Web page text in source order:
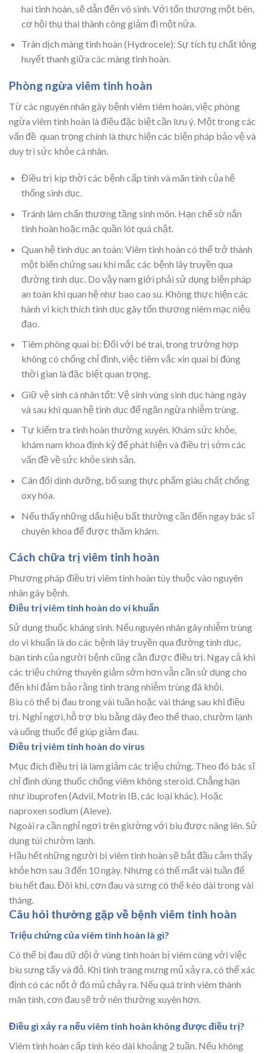
hai tinh hoàn, sẽ dẫn đến vô sinh. Với tổn thương một bên,
cơ hội thụ thai thành công giảm đi một nửa.
Tràn dịch màng tinh hoàn (Hydrocele): Sự tích tụ chất lỏng
huyết thanh giữa các màng tinh hoàn.
Phòng ngừa viêm tinh hoàn
Từ các nguyên nhân gây bệnh viêm tiêm hoàn, việc phòng
ngừa viêm tinh hoàn là điều đặc biệt cần lưu ý. Một trong các
vấn đề quan trọng chính là thực hiện các biện pháp bảo vệ và
duy trì sức khỏe cá nhân.
Điều trị kịp thời các bệnh cấp tính và mãn tính của hệ
thống sinh dục.
Tránh làm chấn thương tầng sinh môn. Hạn chế sờ nắn
tinh hoàn hoặc mặc quần lót quá chật.
Quan hệ tình dục an toàn: Viêm tinh hoàn có thể trở thành
một biến chứng sau khi mắc các bệnh lây truyền qua
đường tình dục. Do vậy nam giới phải sử dụng biện pháp
an toàn khi quan hệ như bao cao su. Không thực hiện các
hành vi kích thích tình dục gây tổn thương niêm mạc niệu
đạo.
Tiêm phòng quai bị: Đối với bé trai, trong trường hợp
không có chống chỉ định, việc tiêm vắc xin quai bị đúng
thời gian là đặc biệt quan trọng.
Giữ vệ sinh cá nhân tốt: Vệ sinh vùng sinh dục hàng ngày
và sau khi quan hệ tình dục để ngăn ngừa nhiễm trùng.
Tự kiểm tra tinh hoàn thường xuyên. Khám sức khỏe,
khám nam khoa định kỳ để phát hiện và điều trị sớm các
vấn đề về sức khỏe sinh sản.
Cân đối dinh dưỡng, bổ sung thực phẩm giàu chất chống
oxy hóa.
Nếu thấy những dấu hiệu bất thường cần đến ngay bác sĩ
chuyên khoa để được thăm khám.
Cách chữa trị viêm tinh hoàn
Phương pháp điều trị viêm tinh hoàn tùy thuộc vào nguyên
nhân gây bệnh.
Điều trị viêm tinh hoàn do vi khuẩn
Sử dụng thuốc kháng sinh. Nếu nguyên nhân gây nhiễm trùng
do vi khuẩn là do các bệnh lây truyền qua đường tình dục,
bạn tình của người bệnh cũng cần được điều trị. Ngay cả khi
các triệu chứng thuyên giảm sớm hơn vẫn cần sử dụng cho
đến khi đảm bảo rằng tình trạng nhiễm trùng đã khỏi.
Bìu có thể bị đau trong vài tuần hoặc vài tháng sau khi điều
trị. Nghỉ ngơi, hỗ trợ bìu bằng dây đeo thể thao, chườm lạnh
và uống thuốc để giúp giảm đau.
Điều trị viêm tinh hoàn do virus
Mục đích điều trị là làm giảm các triệu chứng. Theo đó bác sĩ
chỉ định dùng thuốc chống viêm không steroid. Chẳng hạn
như ibuprofen (Advil, Motrin IB, các loại khác). Hoặc
naproxen sodium (Aleve).
Ngoài ra cần nghỉ ngơi trên giường với bìu được nâng lên. Sử
dụng túi chườm lạnh.
Hầu hết những người bị viêm tinh hoàn sẽ bắt đầu cảm thấy
khỏe hơn sau 3 đến 10 ngày. Nhưng có thể mất vài tuần để
bìu hết đau. Đôi khi, cơn đau và sưng có thể kéo dài trong vài
tháng.
Câu hỏi thường gặp về bệnh viêm tinh hoàn
Triệu chứng của viêm tinh hoàn là gì?
Có thể bị đau dữ dội ở vùng tinh hoàn bị viêm cùng với việc
bìu sưng tấy và đỏ. Khi tình trạng mưng mủ xảy ra, có thể xác
định có các nốt ở đó mủ chảy ra. Nếu quá trình viêm thành
mãn tính, cơn đau sẽ trở nên thường xuyên hơn.
Điều gì xảy ra nếu viêm tinh hoàn không được điều trị?
Viêm tinh hoàn cấp tính kéo dài khoảng 2 tuần. Nếu không